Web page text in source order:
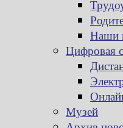
Наши
Цифровая
Музей